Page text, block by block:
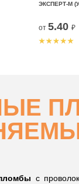
ЭКСПЕРТ-М
от 5.40 ₽
с